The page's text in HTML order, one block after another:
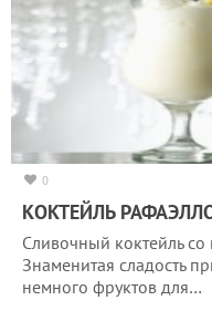
0
КОКТЕЙЛЬ
Сливочный коктейль
Знаменитая сладость
немного фруктов для…